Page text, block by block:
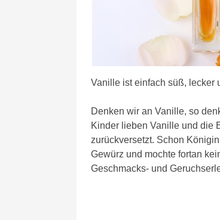
Vanille ist einfach süß, lecker
Denken wir an Vanille, so
Kinder lieben Vanille und die
zurückversetzt. Schon
Gewürz und mochte fortan
Geschmacks- und